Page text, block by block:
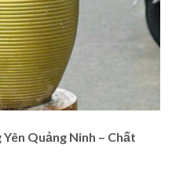
Quảng Ninh – Chất